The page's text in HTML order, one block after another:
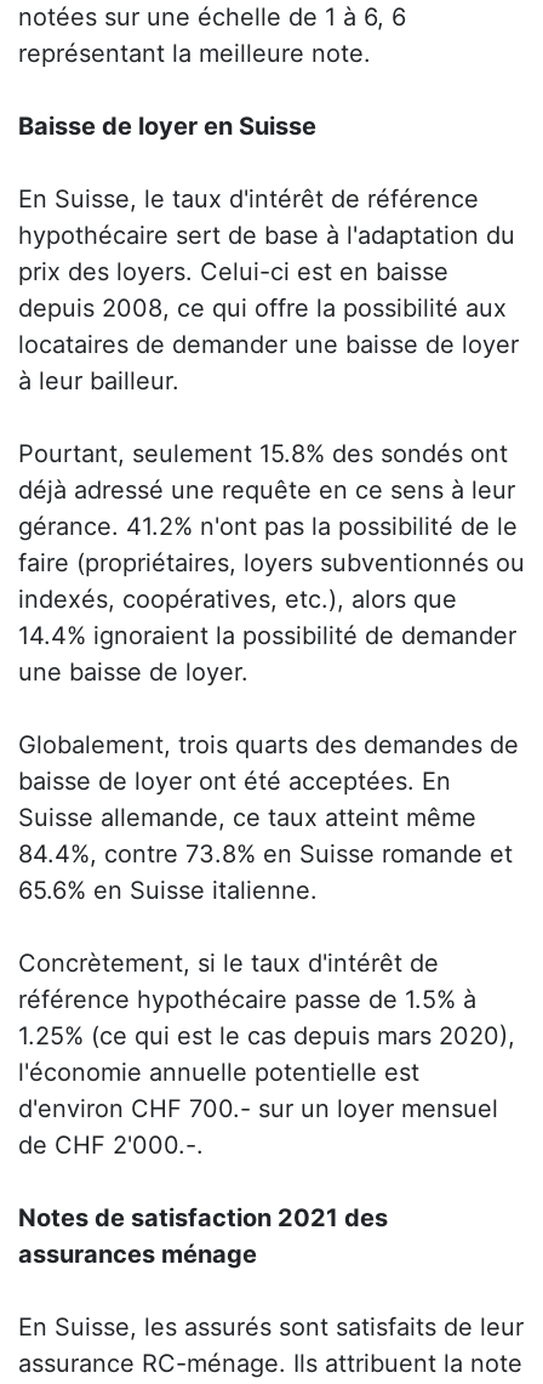
notées sur une échelle de 1 à 6, 6
représentant la meilleure note.
Baisse de loyer en Suisse
En Suisse, le taux d'intérêt de référence
hypothécaire sert de base à l'adaptation du
prix des loyers. Celui-ci est en baisse
depuis 2008, ce qui offre la possibilité aux
locataires de demander une baisse de loyer
à leur bailleur.
Pourtant, seulement 15.8% des sondés ont
déjà adressé une requête en ce sens à leur
gérance. 41.2% n'ont pas la possibilité de le
faire (propriétaires, loyers subventionnés ou
indexés, coopératives, etc.), alors que
14.4% ignoraient la possibilité de demander
une baisse de loyer.
Globalement, trois quarts des demandes de
baisse de loyer ont été acceptées. En
Suisse allemande, ce taux atteint même
84.4%, contre 73.8% en Suisse romande et
65.6% en Suisse italienne.
Concrètement, si le taux d'intérêt de
référence hypothécaire passe de 1.5% à
1.25% (ce qui est le cas depuis mars 2020),
l'économie annuelle potentielle est
d'environ CHF 700.- sur un loyer mensuel
de CHF 2'000.-.
Notes de satisfaction 2021 des
assurances ménage
En Suisse, les assurés sont satisfaits de leur
assurance RC-ménage. Ils attribuent la note